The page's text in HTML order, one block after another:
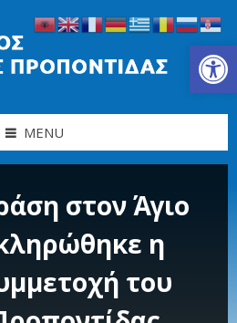
Ανοίξτε τη γραμμή εργαλείων
MENU
στον Άγιο
η
του